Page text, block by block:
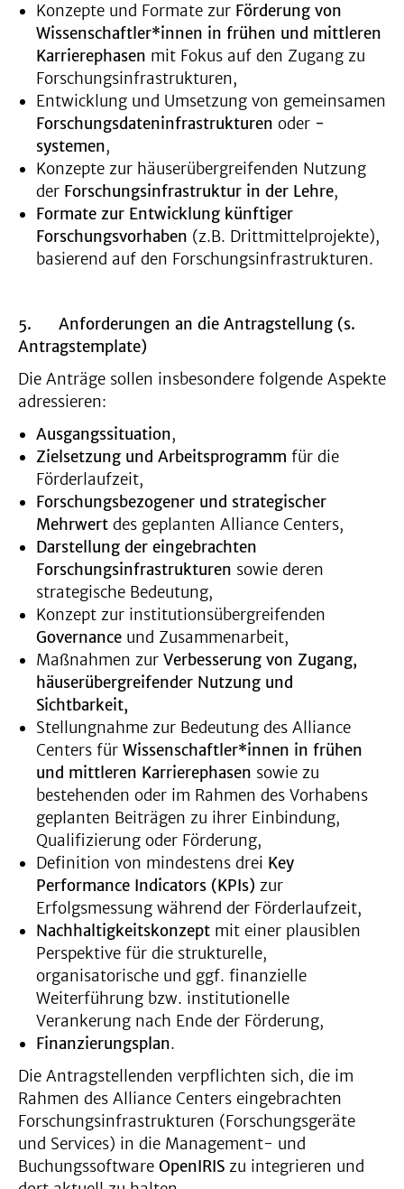
Konzepte und Formate zur Förderung von
Wissenschaftler*innen in frühen und mittleren
Karrierephasen mit Fokus auf den Zugang zu
Forschungsinfrastrukturen,
Entwicklung und Umsetzung von gemeinsamen
Forschungsdateninfrastrukturen oder -
systemen,
Konzepte zur häuserübergreifenden Nutzung
der Forschungsinfrastruktur in der Lehre,
Formate zur Entwicklung künftiger
Forschungsvorhaben (z.B. Drittmittelprojekte),
basierend auf den Forschungsinfrastrukturen.
5. Anforderungen an die Antragstellung (s.
Antragstemplate)
Die Anträge sollen insbesondere folgende Aspekte
adressieren:
Ausgangssituation,
Zielsetzung und Arbeitsprogramm für die
Förderlaufzeit,
Forschungsbezogener und strategischer
Mehrwert des geplanten Alliance Centers,
Darstellung der eingebrachten
Forschungsinfrastrukturen sowie deren
strategische Bedeutung,
Konzept zur institutionsübergreifenden
Governance und Zusammenarbeit,
Maßnahmen zur Verbesserung von Zugang,
häuserübergreifender Nutzung und
Sichtbarkeit,
Stellungnahme zur Bedeutung des Alliance
Centers für Wissenschaftler*innen in frühen
und mittleren Karrierephasen sowie zu
bestehenden oder im Rahmen des Vorhabens
geplanten Beiträgen zu ihrer Einbindung,
Qualifizierung oder Förderung,
Definition von mindestens drei Key
Performance Indicators (KPIs) zur
Erfolgsmessung während der Förderlaufzeit,
Nachhaltigkeitskonzept mit einer plausiblen
Perspektive für die strukturelle,
organisatorische und ggf. finanzielle
Weiterführung bzw. institutionelle
Verankerung nach Ende der Förderung,
Finanzierungsplan.
Die Antragstellenden verpflichten sich, die im
Rahmen des Alliance Centers eingebrachten
Forschungsinfrastrukturen (Forschungsgeräte
und Services) in die Management- und
Buchungssoftware OpenIRIS zu integrieren und